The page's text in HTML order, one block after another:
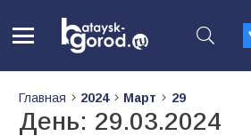
Главная 2024 Март 29
День: 29.03.2024